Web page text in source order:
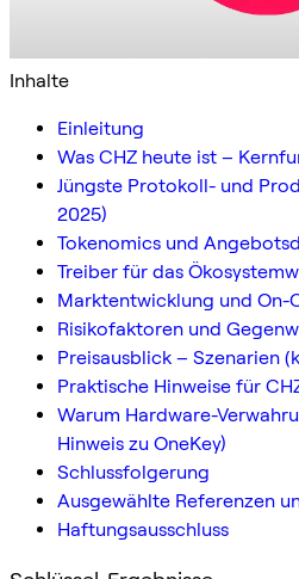
Inhalte
Einleitung
Was CHZ heute ist –
Jüngste Protokoll- und
2025)
Tokenomics und
Treiber für das
Marktentwicklung und On-
Risikofaktoren und
Preisausblick – Szenarien
Praktische Hinweise für
Warum Hardware-
Hinweis zu OneKey)
Schlussfolgerung
Ausgewählte Referenzen
Haftungsausschluss